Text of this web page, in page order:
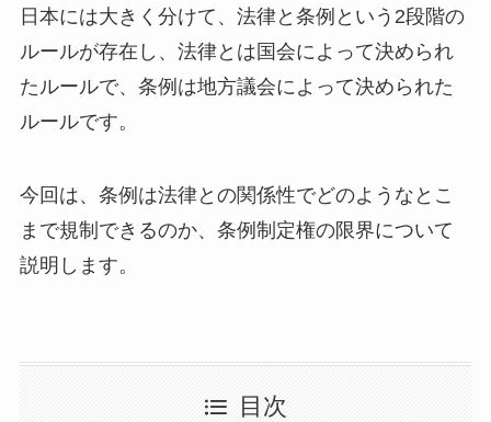
日本には大きく分けて、法律と条例という2段階の
ルールが存在し、法律とは国会によって決められ
たルールで、条例は地方議会によって決められた
ルールです。
今回は、条例は法律との関係性でどのようなとこ
まで規制できるのか、条例制定権の限界について
説明します。
目次